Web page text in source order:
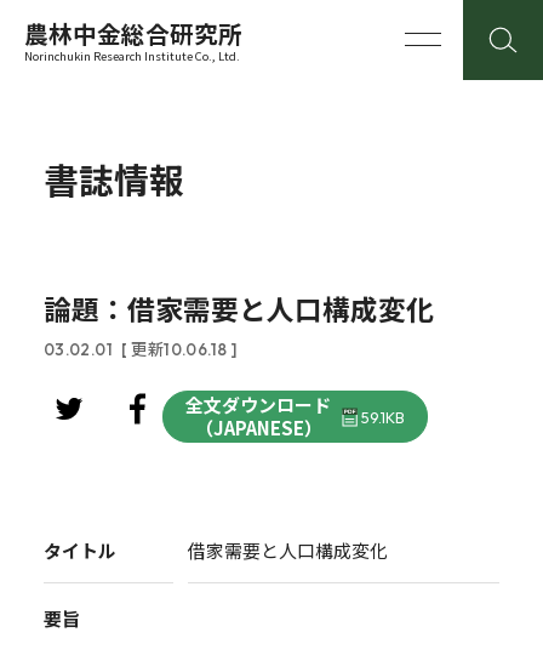
農林中金総合研究所
Norinchukin Research Institute Co., Ltd.
書誌情報
論題：借家需要と人口構成変化
03.02.01 [ 更新10.06.18 ]
全文ダウンロード
（JAPANESE）
59.1KB
タイトル 借家需要と人口構成変化
要旨